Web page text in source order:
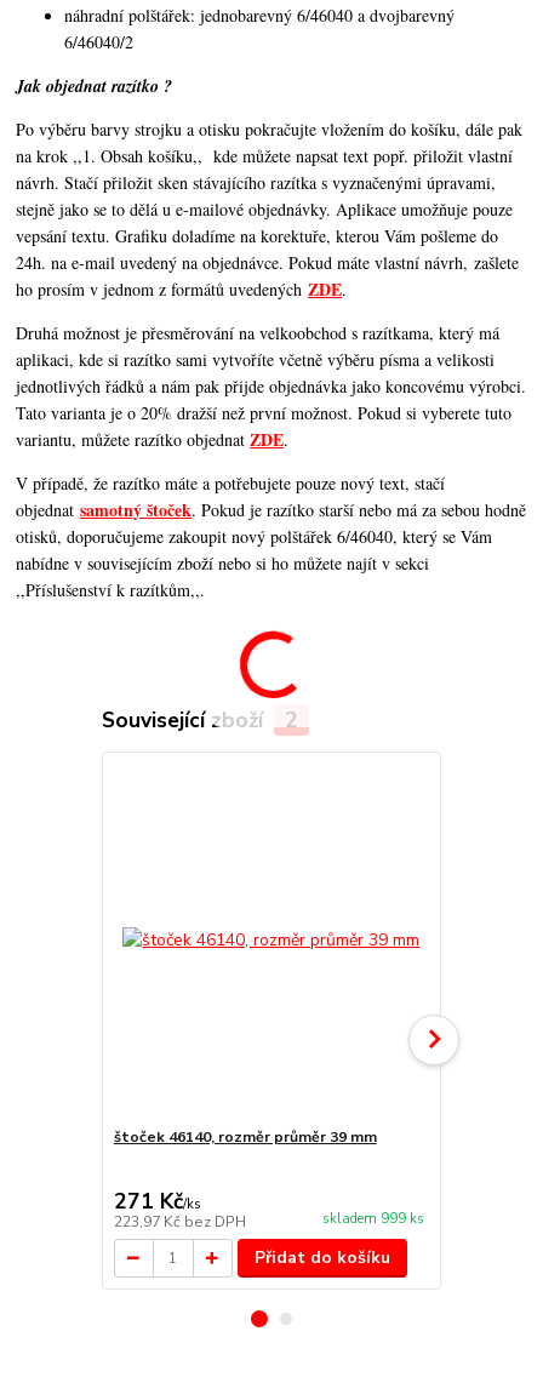
náhradní polštářek: jednobarevný 6/46040 a dvojbarevný
6/46040/2
Jak objednat razítko ?
Po výběru barvy strojku a otisku pokračujte vložením do košíku, dále pak
na krok ,,1. Obsah košíku,, kde můžete napsat text popř. přiložit vlastní
návrh. Stačí přiložit sken stávajícího razítka s vyznačenými úpravami,
stejně jako se to dělá u e-mailové objednávky. Aplikace umožňuje pouze
vepsání textu. Grafiku doladíme na korektuře, kterou Vám pošleme do
24h. na e-mail uvedený na objednávce. Pokud máte vlastní návrh, zašlete
ho prosím v jednom z formátů uvedenýchZDE.
Druhá možnost je přesměrování na velkoobchod s razítkama, který má
aplikaci, kde si razítko sami vytvoříte včetně výběru písma a velikosti
jednotlivých řádků a nám pak přijde objednávka jako koncovému výrobci.
Tato varianta je o 20% dražší než první možnost. Pokud si vyberete tuto
variantu, můžete razítko objednatZDE.
V případě, že razítko máte a potřebujete pouze nový text, stačí
objednatsamotný štoček. Pokud je razítko starší nebo má za sebou hodně
otisků, doporučujeme zakoupit nový polštářek 6/46040, který se Vám
nabídne v souvisejícím zboží nebo si ho můžete najít v sekci
,,Příslušenství k razítkům,,.
Související zboží 2
štoček 46140, rozměr průměr 39 mm
271 Kč/ks
223,97 Kč bez DPH skladem 999 ks
Přidat do košíku